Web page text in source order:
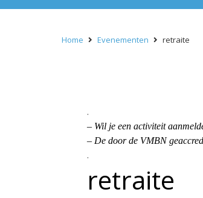
Home Evenementen retraite
.
– Wil je een activiteit
– De door de VMBN
.
retraite